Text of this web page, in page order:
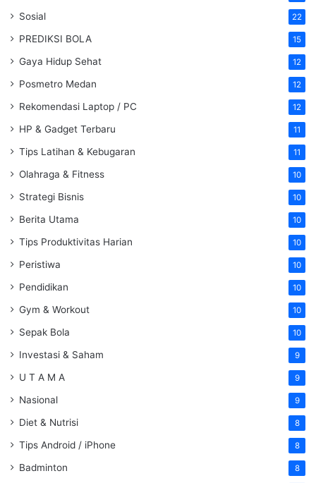
Sosial 22
PREDIKSI BOLA 15
Gaya Hidup Sehat 12
Posmetro Medan 12
Rekomendasi Laptop / PC 12
HP & Gadget Terbaru 11
Tips Latihan & Kebugaran 11
Olahraga & Fitness 10
Strategi Bisnis 10
Berita Utama 10
Tips Produktivitas Harian 10
Peristiwa 10
Pendidikan 10
Gym & Workout 10
Sepak Bola 10
Investasi & Saham 9
U T A M A 9
Nasional 9
Diet & Nutrisi 8
Tips Android / iPhone 8
Badminton 8